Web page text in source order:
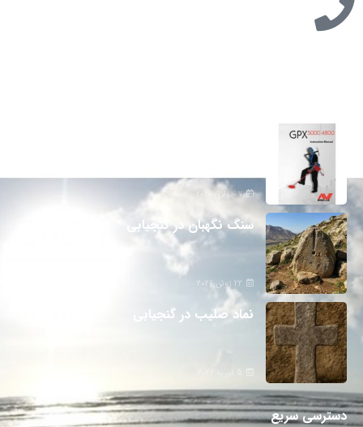
7 جولای 2026
سنگ نگهبان در گنجیابی
22 ژوئن 2026
نماد صلیب در گنجیابی
دسترسی سریع